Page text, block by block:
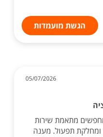
הגשת מועמדות
05/07/2026
מתאמת שירות
ומחלקת תפעול. מענה